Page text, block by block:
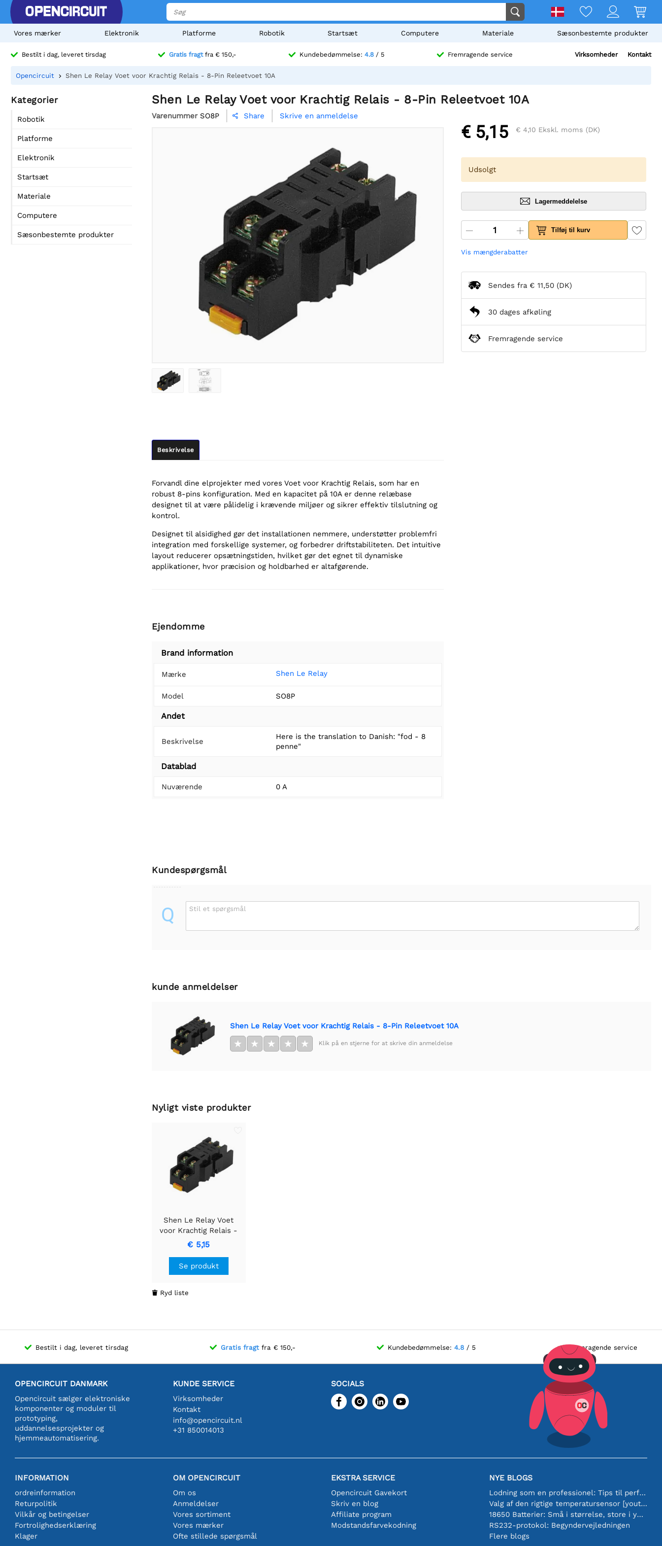
Vores mærker Elektronik Platforme Robotik Startsæt Computere Materiale Sæsonbestemte produkter
Bestilt i dag, leveret tirsdag Gratis fragtfra € 150,- Kundebedømmelse: 4.8 / 5 Fremragende service Virksomheder Kontakt
Opencircuit Shen Le Relay Voet voor Krachtig Relais - 8-Pin Releetvoet 10A
Kategorier
Robotik
Platforme
Elektronik
Startsæt
Materiale
Computere
Sæsonbestemte produkter
Shen Le Relay Voet voor Krachtig Relais - 8-Pin Releetvoet 10A
Varenummer SO8P  Share Skrive en anmeldelse
Beskrivelse
Forvandl dine elprojekter med vores Voet voor Krachtig Relais, som har en
robust 8-pins konfiguration. Med en kapacitet på 10A er denne relæbase
designet til at være pålidelig i krævende miljøer og sikrer effektiv tilslutning og
kontrol.
Designet til alsidighed gør det installationen nemmere, understøtter problemfri
integration med forskellige systemer, og forbedrer driftstabiliteten. Det intuitive
layout reducerer opsætningstiden, hvilket gør det egnet til dynamiske
applikationer, hvor præcision og holdbarhed er altafgørende.
Ejendomme
Brand information
Mærke Shen Le Relay
Model SO8P
Andet
Beskrivelse
Here is the translation to Danish: "fod - 8
penne"
Datablad
Nuværende 0 A
€ 5,15 € 4,10 Ekskl. moms (DK)
Udsolgt
Lagermeddelelse
Tilføj til kurv
Vis mængderabatter
Sendes fra € 11,50 (DK)
30 dages afkøling
Fremragende service
Kundespørgsmål
Q Stil et spørgsmål
kunde anmeldelser
Shen Le Relay Voet voor Krachtig Relais - 8-Pin Releetvoet 10A
★ ★ ★ ★ ★ Klik på en stjerne for at skrive din anmeldelse
Nyligt viste produkter
Shen Le Relay Voet
voor Krachtig Relais -
8-Pin Releetvoet 10A
€ 5,15
Se produkt
 Ryd liste
Bestilt i dag, leveret tirsdag Gratis fragtfra € 150,- Kundebedømmelse:4.8 / 5 Fremragende service
OPENCIRCUIT DANMARK
Opencircuit sælger elektroniske
komponenter og moduler til
prototyping,
uddannelsesprojekter og
hjemmeautomatisering.
KUNDE SERVICE
Virksomheder
Kontakt
info@opencircuit.nl
+31 850014013
SOCIALS
INFORMATION
ordreinformation
Returpolitik
Vilkår og betingelser
Fortrolighedserklæring
Klager
OM OPENCIRCUIT
Om os
Anmeldelser
Vores sortiment
Vores mærker
Ofte stillede spørgsmål
EKSTRA SERVICE
Opencircuit Gavekort
Skriv en blog
Affiliate program
Modstandsfarvekodning
NYE BLOGS
Lodning som en professionel: Tips til perfekte elektroniske forbindelser
Valg af den rigtige temperatursensor [youtube]
18650 Batterier: Små i størrelse, store i ydeevne
RS232-protokol: Begyndervejledningen
Flere blogs